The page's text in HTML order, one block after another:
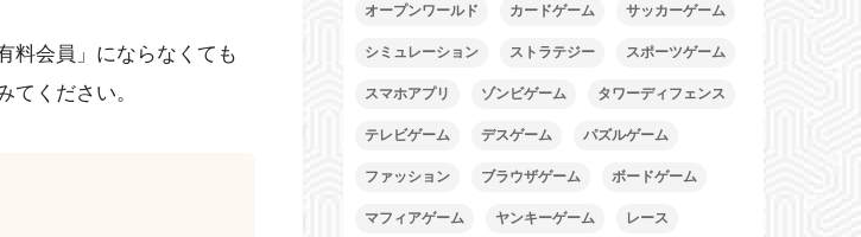
料会員」にならなくても
ください。
オープンワールド カードゲーム サッカーゲーム
シミュレーション ストラテジー スポーツゲーム
スマホアプリ ゾンビゲーム タワーディフェンス
テレビゲーム デスゲーム パズルゲーム
ファッション ブラウザゲーム ボードゲーム
マフィアゲーム ヤンキーゲーム レース